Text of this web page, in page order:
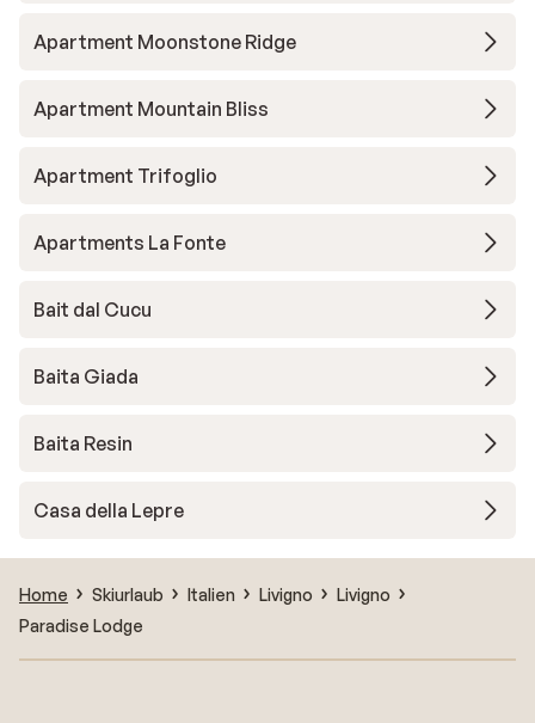
Apartment Moonstone Ridge
Apartment Mountain Bliss
Apartment Trifoglio
Apartments La Fonte
Bait dal Cucu
Baita Giada
Baita Resin
Casa della Lepre
Home Skiurlaub Italien Livigno
Livigno
Paradise Lodge